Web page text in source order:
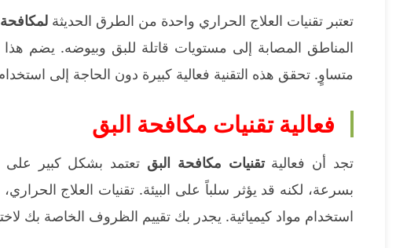
تعتبر تقنيات العلاج الحراري واحدة من الطرق الحديثة
المناطق المصابة إلى مستويات قاتلة للبق وبيوضه. يضم
متساوٍ. تحقق هذه التقنية فعالية كبيرة دون الحاجة إلى استخدام
فعالية تقنيات مكافحة البق
تجد أن فعاليةتقنيات مكافحة البق تعتمد بشكل كبير على
بسرعة، لكنه قد يؤثر سلباً على البيئة. تقنيات العلاج
استخدام مواد كيميائية. يجدر بك تقييم الظروف الخاصة بك